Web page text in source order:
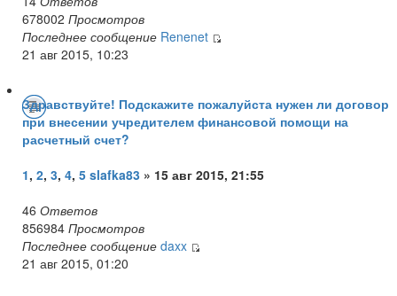
678002 Просмотров
Последнее сообщение Renenet
21 авг 2015, 10:23
Здравствуйте! Подскажите пожалуйста нужен ли договор
при внесении учредителем финансовой помощи на
расчетный счет?
1, 2, 3, 4, 5 slafka83 » 15 авг 2015, 21:55
46 Ответов
856984 Просмотров
Последнее сообщение daxx
21 авг 2015, 01:20